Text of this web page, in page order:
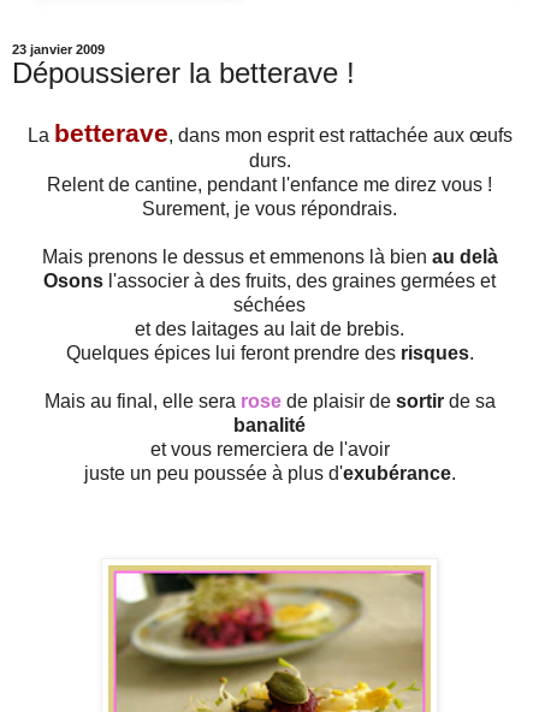
23 janvier 2009
Dépoussierer la betterave !
La betterave, dans mon esprit est rattachée aux œufs
durs.
Relent de cantine, pendant l'enfance me direz vous !
Surement, je vous répondrais.
Mais prenons le dessus et emmenons là bien au delà
Osons l'associer à des fruits, des graines germées et
séchées
et des laitages au lait de brebis.
Quelques épices lui feront prendre des risques.
Mais au final, elle sera rose de plaisir de sortir de sa
banalité
et vous remerciera de l'avoir
juste un peu poussée à plus d'exubérance.